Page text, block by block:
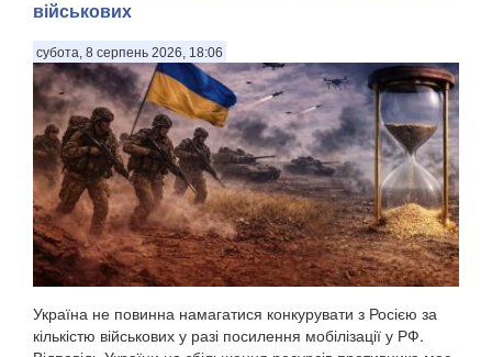
військових
субота, 8 серпень 2026, 18:06
Україна не повинна намагатися конкурувати з Росією за
кількістю військових у разі посилення мобілізації у РФ.